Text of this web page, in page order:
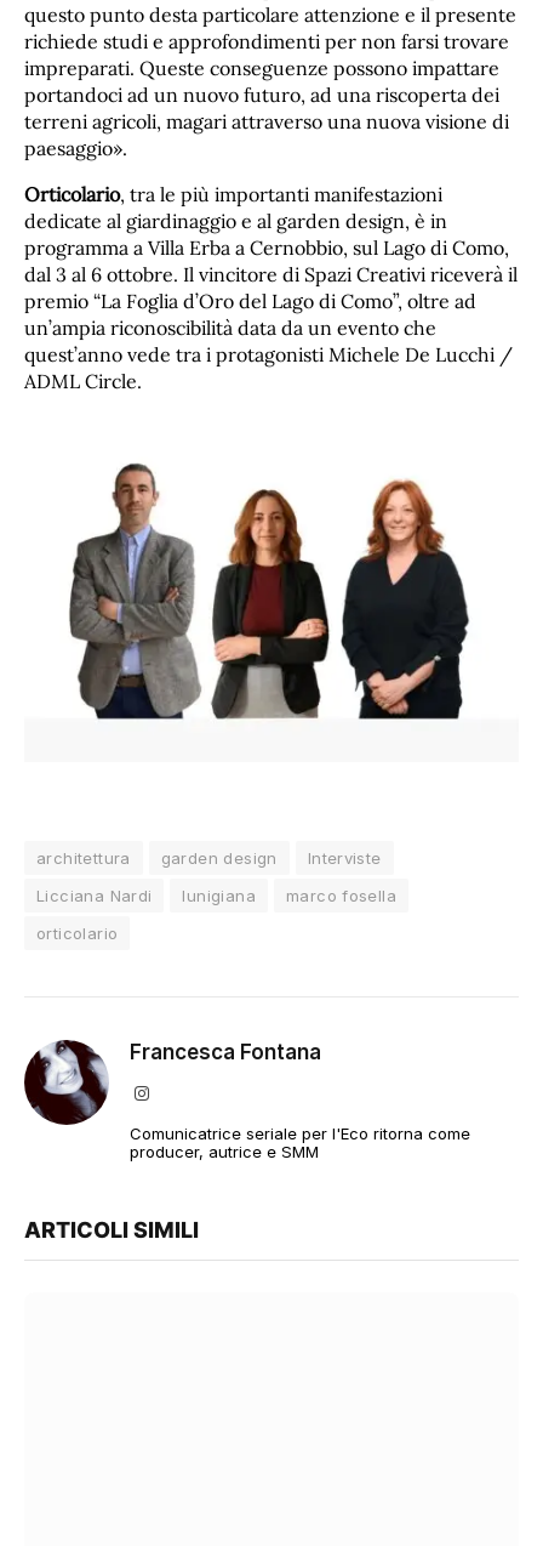
questo punto desta particolare attenzione e il presente
richiede studi e approfondimenti per non farsi trovare
impreparati. Queste conseguenze possono impattare
portandoci ad un nuovo futuro, ad una riscoperta dei
terreni agricoli, magari attraverso una nuova visione di
paesaggio».
Orticolario, tra le più importanti manifestazioni
dedicate al giardinaggio e al garden design, è in
programma a Villa Erba a Cernobbio, sul Lago di Como,
dal 3 al 6 ottobre. Il vincitore di Spazi Creativi riceverà il
premio “La Foglia d’Oro del Lago di Como”, oltre ad
un’ampia riconoscibilità data da un evento che
quest’anno vede tra i protagonisti Michele De Lucchi /
ADML Circle.
architettura garden design
Interviste
Licciana Nardi
lunigiana
marco fosella
orticolario
Francesca Fontana
Instagram
Comunicatrice seriale per l'Eco ritorna come
producer, autrice e SMM
ARTICOLI SIMILI